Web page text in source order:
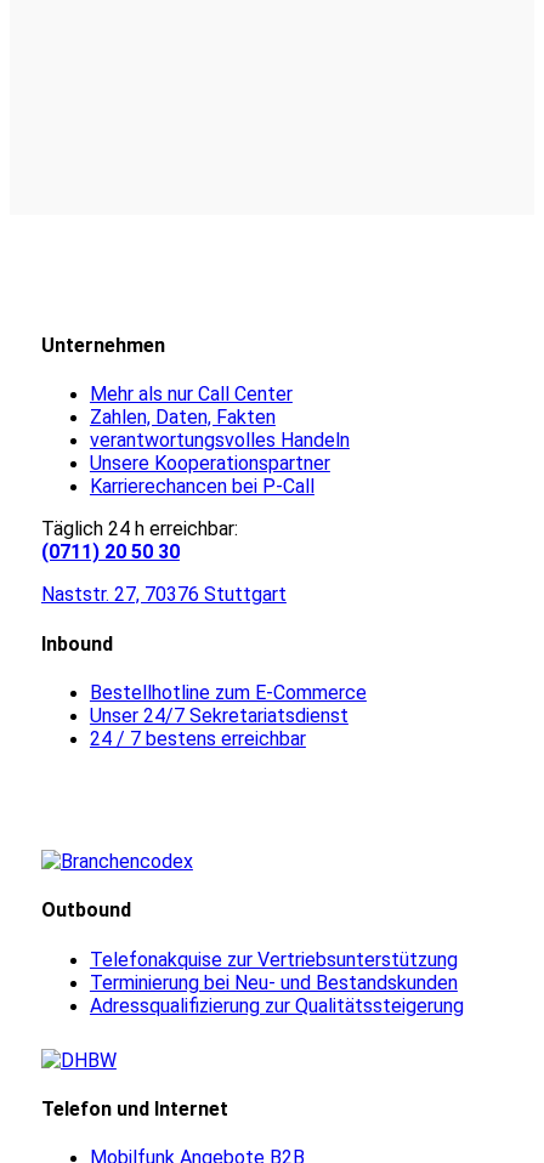
Unternehmen
Mehr als nur Call Center
Zahlen, Daten, Fakten
verantwortungsvolles Handeln
Unsere Kooperationspartner
Karrierechancen bei P-Call
Täglich 24 h erreichbar:
(0711) 20 50 30
Naststr. 27, 70376 Stuttgart
Inbound
Bestellhotline zum E-Commerce
Unser 24/7 Sekretariatsdienst
24 / 7 bestens erreichbar
Outbound
Telefonakquise zur Vertriebsunterstützung
Terminierung bei Neu- und Bestandskunden
Adressqualifizierung zur Qualitätssteigerung
Telefon und Internet
Mobilfunk Angebote B2B